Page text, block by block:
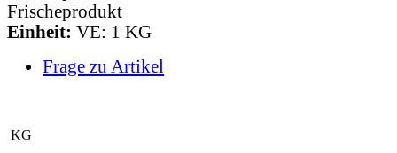
Frischeprodukt
Einheit: VE: 1 KG
Frage zu Artikel
KG